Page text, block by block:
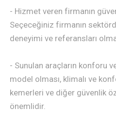
- Hizmet veren firmanın
Seçeceğiniz firmanın
deneyimi ve referansları
- Sunulan araçların konforu
model olması, klimalı ve
kemerleri ve diğer güvenlik
önemlidir.